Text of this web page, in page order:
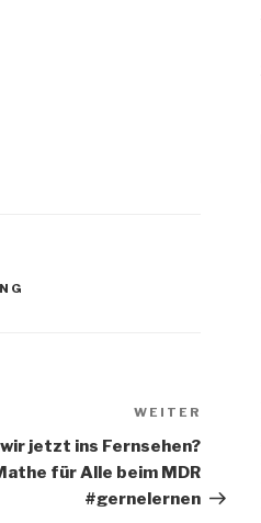
WEITER
jetzt ins Fernsehen?
für Alle beim MDR
#gernelernen